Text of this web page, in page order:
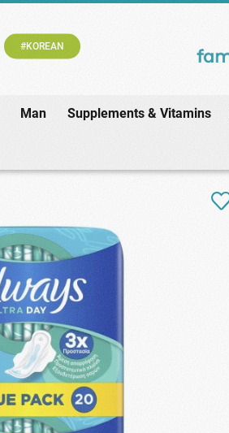
#KOREAN
Man Supplements & Vitamins